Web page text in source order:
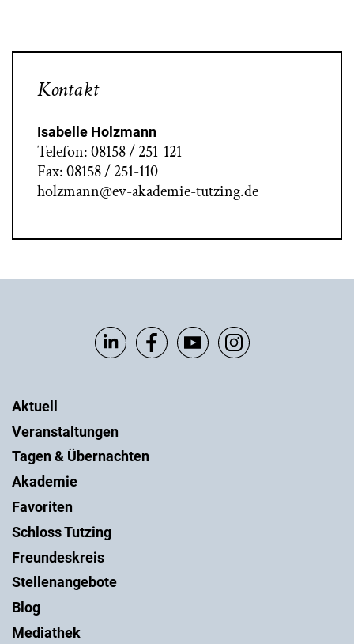
Kontakt
Isabelle Holzmann
Telefon: 08158 / 251-121
Fax: 08158 / 251-110
holzmann@ev-akademie-tutzing.de
Aktuell
Veranstaltungen
Tagen & Übernachten
Akademie
Favoriten
Schloss Tutzing
Freundeskreis
Stellenangebote
Blog
Mediathek